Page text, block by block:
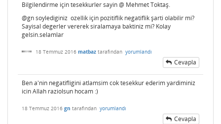
Bilgilendirme için tesekkurler sayin @ Mehmet Toktaş.
@gn soylediginiz ozellik için pozitiflik negatiflik şarti olabilir mi?
Sayisal degerler vererek siralamaya baktiniz mi? Kolay
gelsin.selamlar
18 Temmuz 2016 matbaz tarafından yorumlandı
Cevapla
Ben a'nin negatifligini atlamsim cok tesekkur ederim yardiminiz
icin Allah raziolsun hocam :)
18 Temmuz 2016 gn tarafından yorumlandı
Cevapla